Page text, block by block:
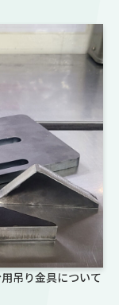
吊り金具について